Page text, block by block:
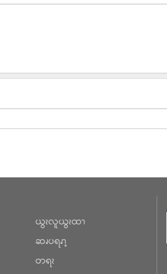
ယွၩလူယွၩထၫ
ဆၧပရၧၫ့
တရၩ